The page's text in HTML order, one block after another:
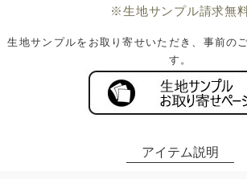
※生地サンプル請求無
生地サンプルをお取り寄せいただき、事前の
す。